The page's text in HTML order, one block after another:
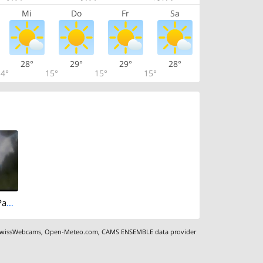
Mi Do Fr Sa
28°
15°
29°
15°
29°
15°
28°
Luzein › East: Pany, Schwimmbad
,Open-Meteo.com,CAMS ENSEMBLE data provider